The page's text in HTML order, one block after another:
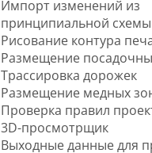
Импорт изменений из
принципиальной схемы
Рисование контура
Размещение
Трассировка дорожек
Размещение медных
Проверка правил
3D-просмотрщик
Выходные данные для